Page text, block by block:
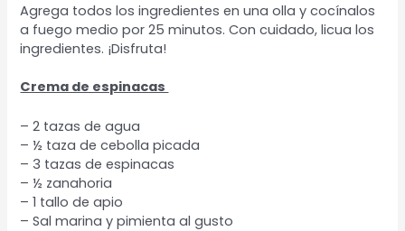
Agrega todos los ingredientes en una olla y cocínalos
a fuego medio por 25 minutos. Con cuidado, licua los
ingredientes. ¡Disfruta!
Crema de espinacas
– 2 tazas de agua
– ½ taza de cebolla picada
– 3 tazas de espinacas
– ½ zanahoria
– 1 tallo de apio
– Sal marina y pimienta al gusto